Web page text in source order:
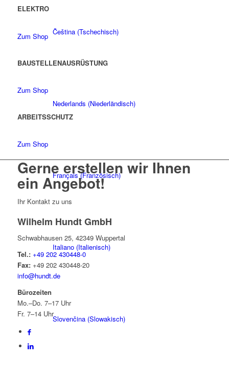
Čeština(Tschechisch)
Nederlands (Niederländisch)
Français(Französisch)
Italiano(Italienisch)
Slovenčina(Slowakisch)
ELEKTRO
Zum Shop
BAUSTELLEN­AUSRÜSTUNG
Zum Shop
ARBEITSSCHUTZ
Zum Shop
Gerne erstellen wir Ihnen
ein Angebot!
Ihr Kontakt zu uns
Wilhelm Hundt GmbH
Schwabhausen 25, 42349 Wuppertal
Tel.: +49 202 430448-0
Fax:+49 202 430448-20
info@hundt.de
Bürozeiten
Mo.–Do. 7–17 Uhr
Fr. 7–14 Uhr